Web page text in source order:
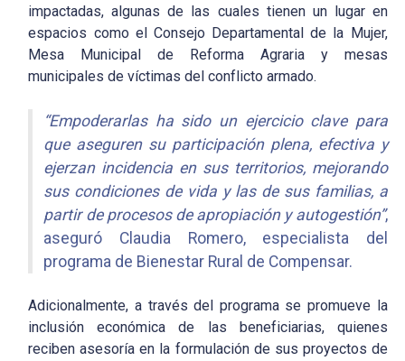
impactadas, algunas de las cuales tienen un lugar en
espacios como el Consejo Departamental de la Mujer,
Mesa Municipal de Reforma Agraria y mesas
municipales de víctimas del conflicto armado.
“Empoderarlas ha sido un ejercicio clave para
que aseguren su participación plena, efectiva y
ejerzan incidencia en sus territorios, mejorando
sus condiciones de vida y las de sus familias, a
partir de procesos de apropiación y autogestión”,
aseguró Claudia Romero, especialista del
programa de Bienestar Rural de Compensar.
Adicionalmente, a través del programa se promueve la
inclusión económica de las beneficiarias, quienes
reciben asesoría en la formulación de sus proyectos de